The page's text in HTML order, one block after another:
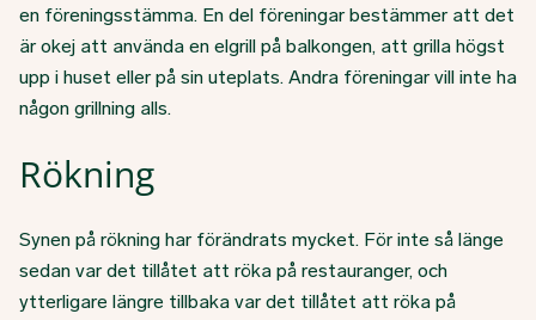
en föreningsstämma. En del föreningar bestämmer att det
är okej att använda en elgrill på balkongen, att grilla högst
upp i huset eller på sin uteplats. Andra föreningar vill inte ha
någon grillning alls.
Rökning
Synen på rökning har förändrats mycket. För inte så länge
sedan var det tillåtet att röka på restauranger, och
ytterligare längre tillbaka var det tillåtet att röka på